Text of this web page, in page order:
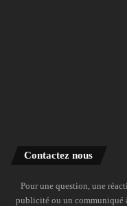
Contactez nous
Pour une question, une
publicité ou un communiqué